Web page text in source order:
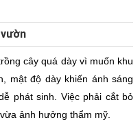
cây quá dày vì muốn khu
mật độ dày khiến ánh sáng
phát sinh. Việc phải cắt bỏ
ảnh hưởng thẩm mỹ.